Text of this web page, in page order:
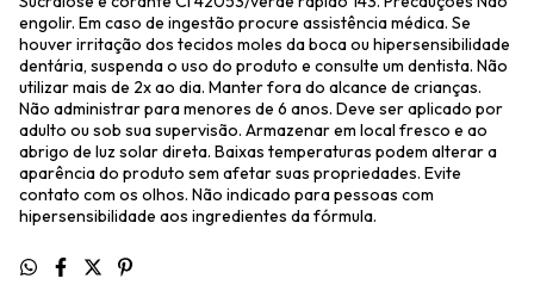
engolir. Em caso de ingestão procure assistência médica. Se
houver irritação dos tecidos moles da boca ou hipersensibilidade
dentária, suspenda o uso do produto e consulte um dentista. Não
utilizar mais de 2x ao dia. Manter fora do alcance de crianças.
Não administrar para menores de 6 anos. Deve ser aplicado por
adulto ou sob sua supervisão. Armazenar em local fresco e ao
abrigo de luz solar direta. Baixas temperaturas podem alterar a
aparência do produto sem afetar suas propriedades. Evite
contato com os olhos. Não indicado para pessoas com
hipersensibilidade aos ingredientes da fórmula.